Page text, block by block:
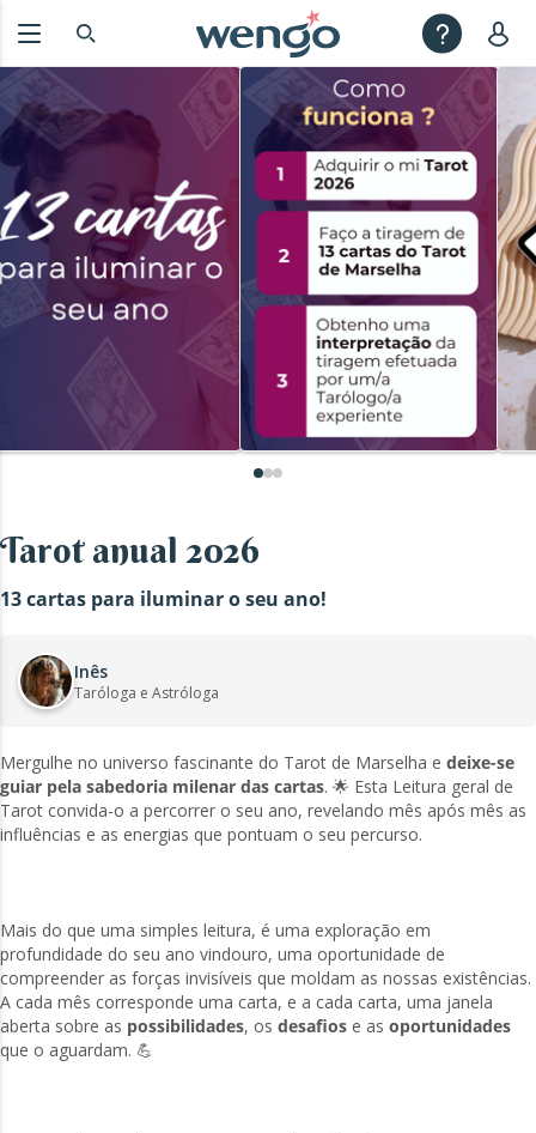
Tarot anual 2026
13 cartas para iluminar o seu ano!
Inês
Taróloga e Astróloga
Mergulhe no universo fascinante do Tarot de Marselha e deixe-se
guiar pela sabedoria milenar das cartas. 🌟 Esta Leitura geral de
Tarot convida-o a percorrer o seu ano, revelando mês após mês as
influências e as energias que pontuam o seu percurso.
Mais do que uma simples leitura, é uma exploração em
profundidade do seu ano vindouro, uma oportunidade de
compreender as forças invisíveis que moldam as nossas existências.
A cada mês corresponde uma carta, e a cada carta, uma janela
aberta sobre as possibilidades, os desafios e as oportunidades
que o aguardam. 💪